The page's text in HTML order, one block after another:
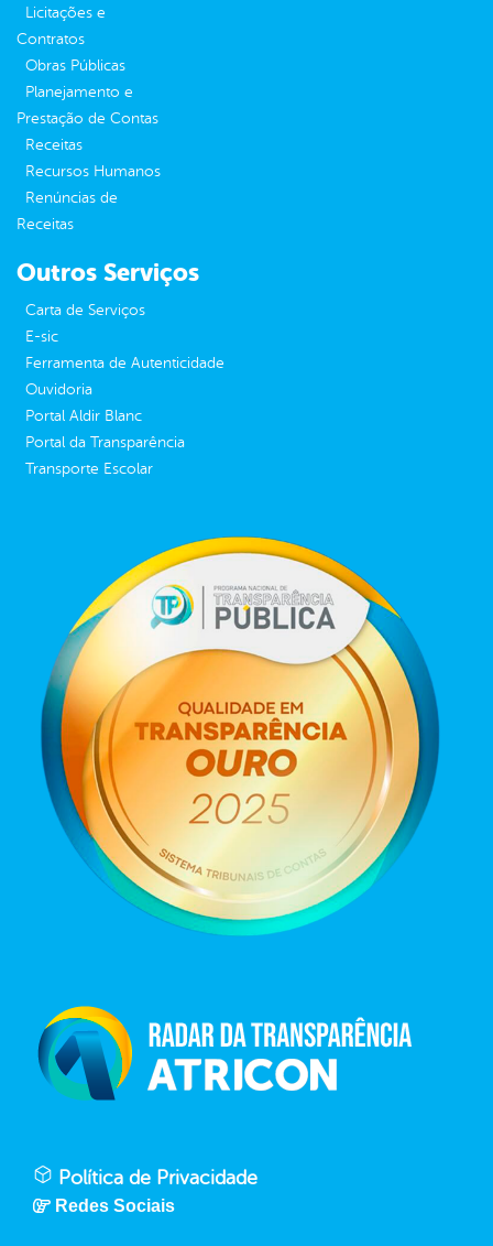
Licitações e
Contratos
Obras Públicas
Planejamento e
Prestação de Contas
Receitas
Recursos Humanos
Renúncias de
Receitas
Outros Serviços
Carta de Serviços
E-sic
Ferramenta de Autenticidade
Ouvidoria
Portal Aldir Blanc
Portal da Transparência
Transporte Escolar
Política de Privacidade
Redes Sociais